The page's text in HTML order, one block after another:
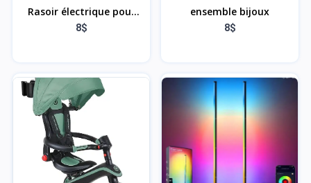
Rasoir électrique pour
homme
8$
ensemble bijoux
8$